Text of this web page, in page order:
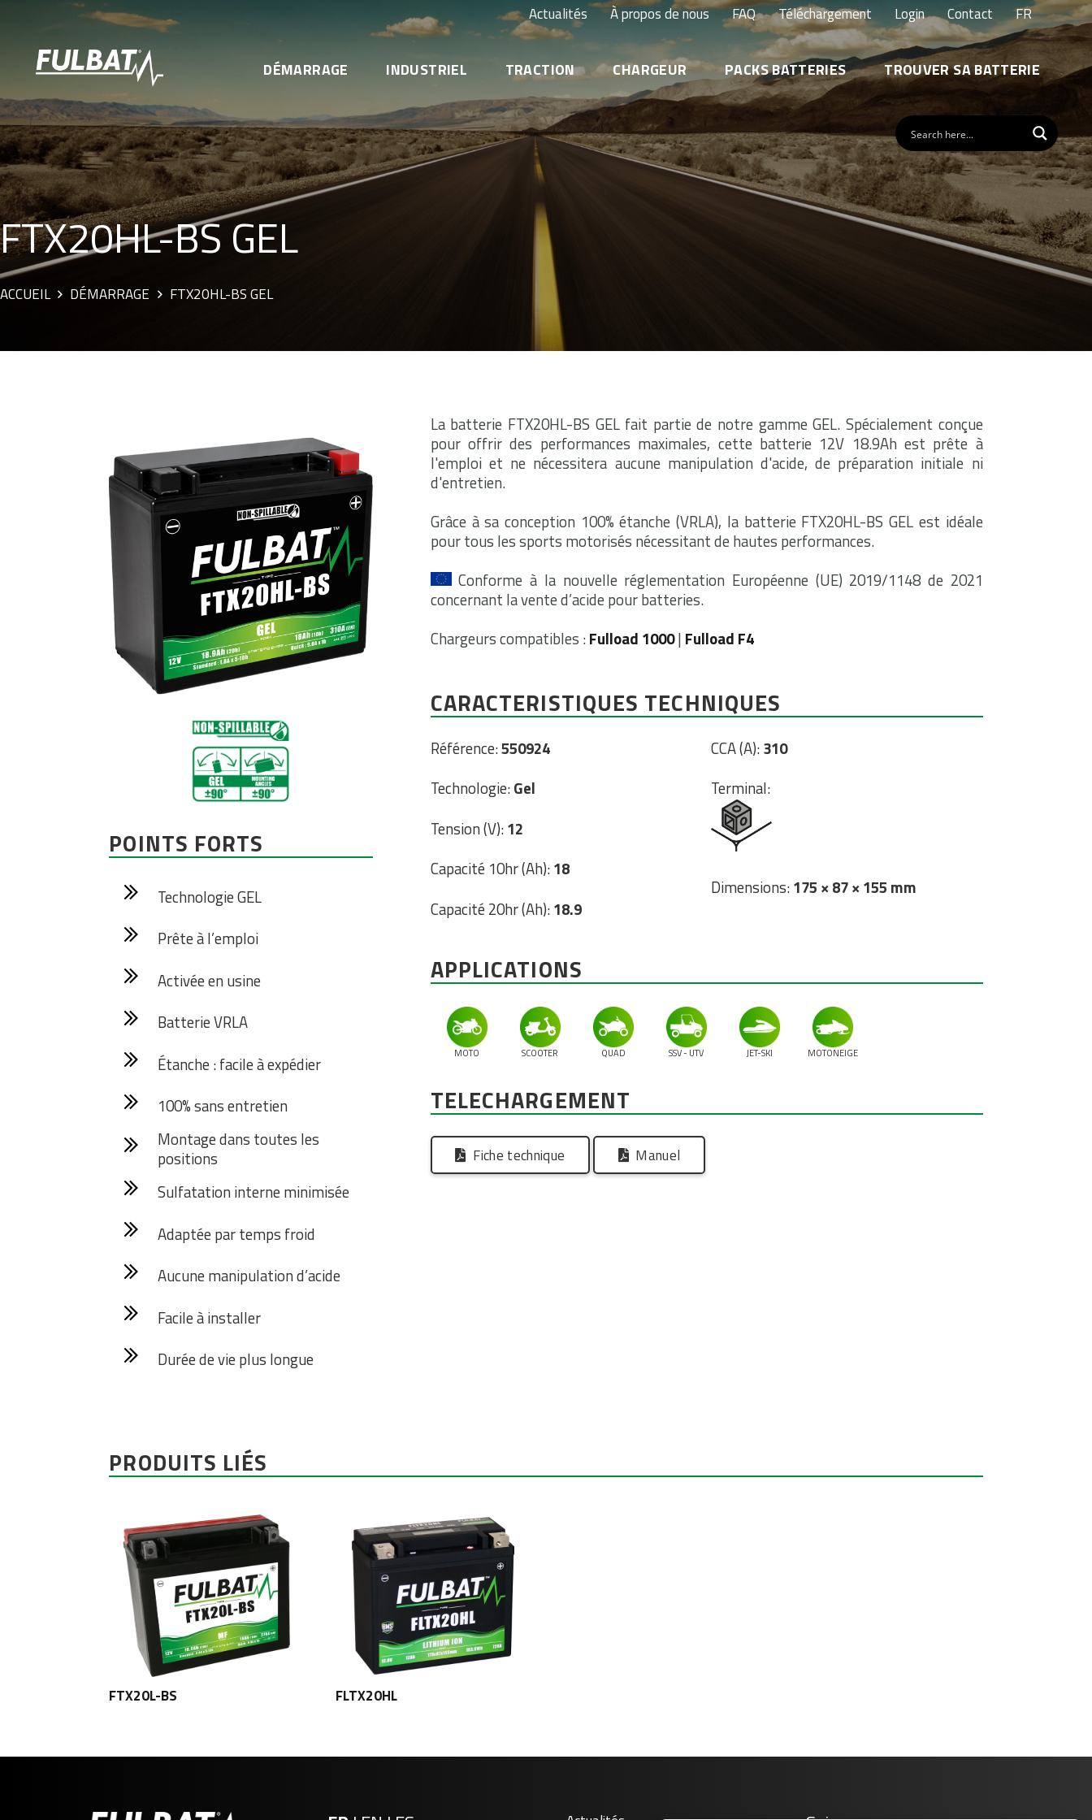
Actualités À propos de nous FAQ Téléchargement Login Contact FR
DÉMARRAGE INDUSTRIEL TRACTION CHARGEUR PACKS BATTERIES TROUVER SA BATTERIE
FTX20HL-BS GEL
ACCUEIL DÉMARRAGE FTX20HL-BS GEL
POINTS FORTS
Technologie GEL
Prête à l’emploi
Activée en usine
Batterie VRLA
Étanche : facile à expédier
100% sans entretien
Montage dans toutes les
positions
Sulfatation interne minimisée
Adaptée par temps froid
Aucune manipulation d’acide
Facile à installer
Durée de vie plus longue
La batterie FTX20HL-BS GEL fait partie de notre gamme GEL. Spécialement conçue
pour offrir des performances maximales, cette batterie 12V 18.9Ah est prête à
l'emploi et ne nécessitera aucune manipulation d'acide, de préparation initiale ni
d'entretien.
Grâce à sa conception 100% étanche (VRLA), la batterie FTX20HL-BS GEL est idéale
pour tous les sports motorisés nécessitant de hautes performances.
Conforme à la nouvelle réglementation Européenne (UE) 2019/1148 de 2021
concernant la vente d’acide pour batteries.
Chargeurs compatibles :Fulload 1000| Fulload F4
CARACTERISTIQUES TECHNIQUES
Référence:550924
Technologie:Gel
Tension (V):12
Capacité 10hr (Ah):18
Capacité 20hr (Ah):18.9
CCA (A):310
Terminal:
Dimensions:175 × 87 × 155 mm
APPLICATIONS
MOTO SCOOTER QUAD SSV - UTV JET-SKI MOTONEIGE
TELECHARGEMENT
Fiche technique Manuel
PRODUITS LIÉS
FTX20L-BS FLTX20HL